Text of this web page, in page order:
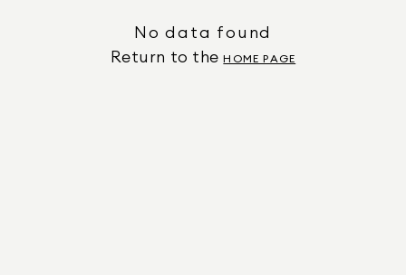
No data found
Return to the HOME PAGE